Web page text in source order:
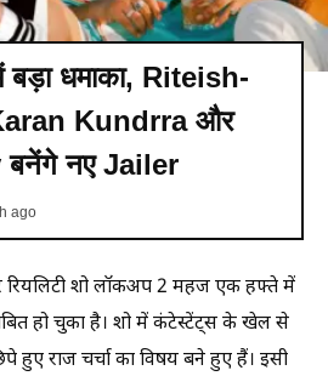
धमाका, Riteish-
Kundrra और
नए Jailer​
ago
रियलिटी शो लॉकअप 2 महज एक हफ्ते में
हो चुका है। शो में कंटेस्टेंट्स के खेल से
हुए राज चर्चा का विषय बने हुए हैं। इसी